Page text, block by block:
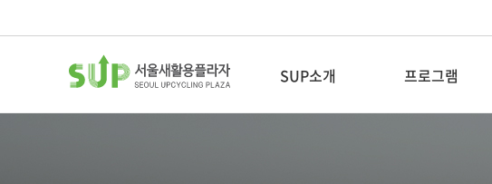
SUP소개 프로그램